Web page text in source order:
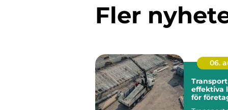
Fler
06.
effektiva
för